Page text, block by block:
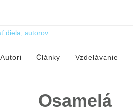
Autori Články Vzdelávanie
Osamelá